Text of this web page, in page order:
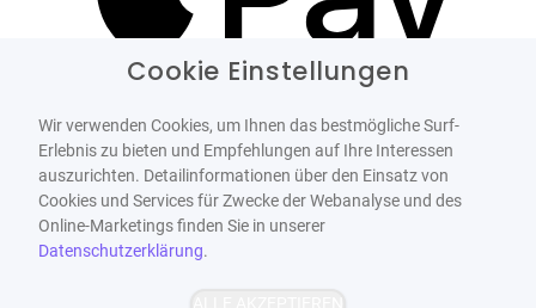
Cookie Einstellungen
Wir verwenden Cookies, um Ihnen das bestmögliche Surf-
Erlebnis zu bieten und Empfehlungen auf Ihre Interessen
auszurichten. Detailinformationen über den Einsatz von
Cookies und Services für Zwecke der Webanalyse und des
Online-Marketings finden Sie in unserer
Datenschutzerklärung.
ALLE AKZEPTIEREN